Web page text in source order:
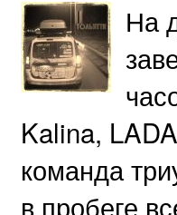
На
Kalina,
команда
в пробеге